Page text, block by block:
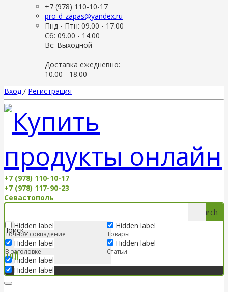
+7 (978) 110-10-17
pro-d-zapas@yandex.ru
Пнд - Птн: 09.00 - 17.00
Сб: 09.00 - 14.00
Вс: Выходной
Доставка ежедневно:
10.00 - 18.00
Вход / Регистрация
+7 (978) 110-10-17
+7 (978) 117-90-23
Севастополь
Search
Hidden label
Точное совпадение
Hidden label
В заголовке
Hidden label
Hidden label
Hidden label
Товары
Hidden label
Статьи